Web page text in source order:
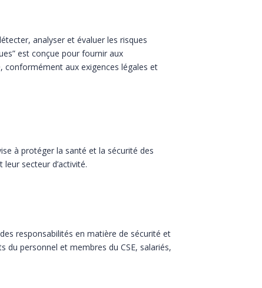
analyser et évaluer les risques
est conçue pour fournir aux
conformément aux exigences légales et
à protéger la santé et la sécurité des
secteur d’activité.
responsabilités en matière de sécurité et
du personnel et membres du CSE, salariés,